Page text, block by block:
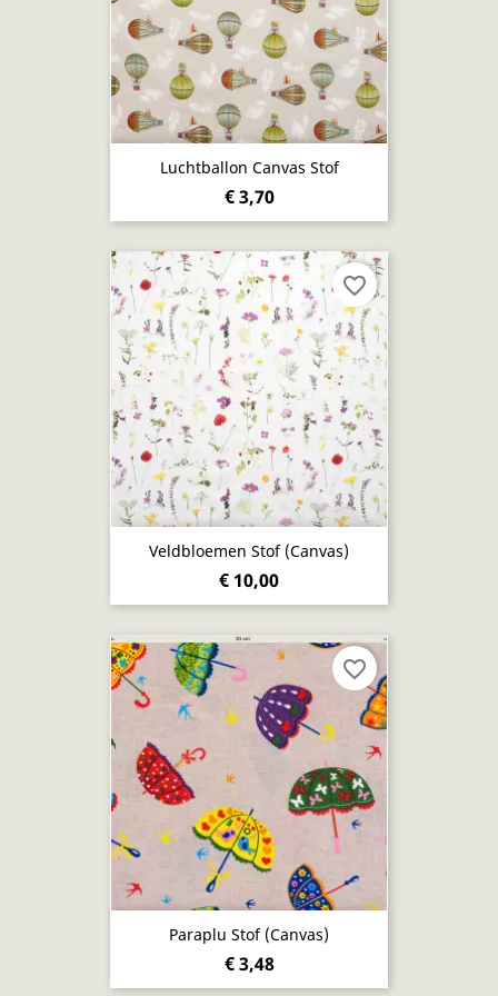
Luchtballon Canvas Stof
€ 3,70
Veldbloemen Stof (canvas)
€ 10,00
favorite_border
Paraplu Stof (canvas)
€ 3,48
favorite_border